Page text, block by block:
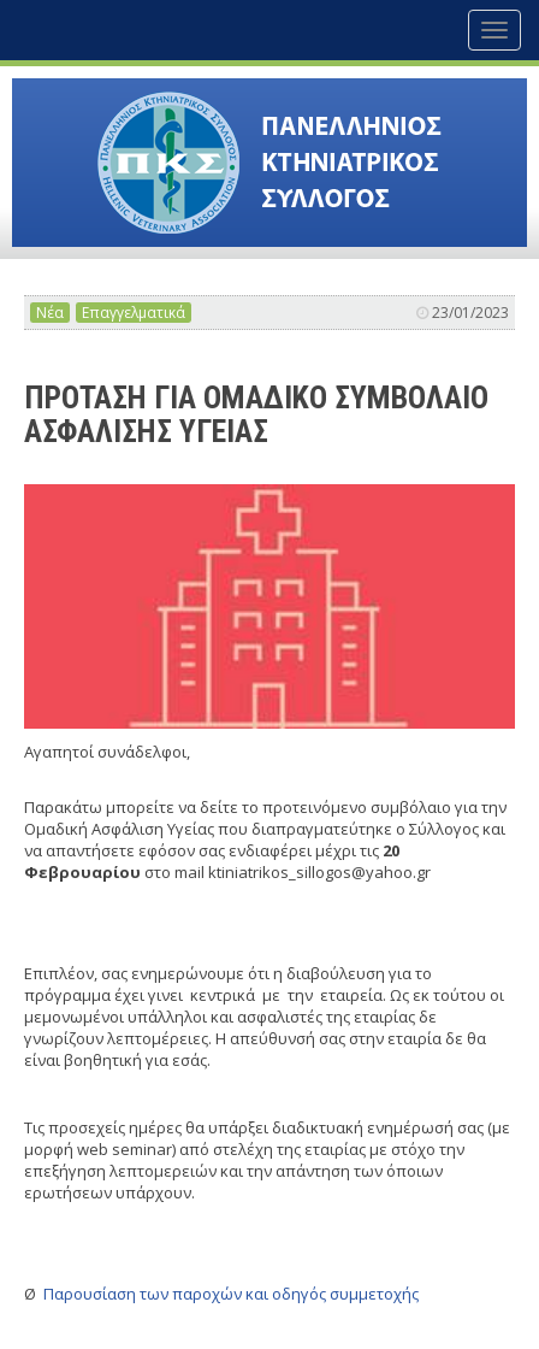
Νέα Επαγγελματικά 23/01/2023
ΠΡΟΤΑΣΗ ΓΙΑ ΟΜΑΔΙΚΟ ΣΥΜΒΟΛΑΙΟ
ΑΣΦΑΛΙΣΗΣ ΥΓΕΙΑΣ
Αγαπητοί συνάδελφοι,
Παρακάτω μπορείτε να δείτε το προτεινόμενο συμβόλαιο για την
Ομαδική Ασφάλιση Υγείας που διαπραγματεύτηκε ο Σύλλογος και
να απαντήσετε εφόσον σας ενδιαφέρει μέχρι τις 20
Φεβρουαρίου στο mail ktiniatrikos_sillogos@yahoo.gr
Επιπλέον, σας ενημερώνουμε ότι η διαβούλευση για το
πρόγραμμα έχει γινει κεντρικά με την εταιρεία. Ως εκ τούτου οι
μεμονωμένοι υπάλληλοι και ασφαλιστές της εταιρίας δε
γνωρίζουν λεπτομέρειες. Η απεύθυνσή σας στην εταιρία δε θα
είναι βοηθητική για εσάς.
Τις προσεχείς ημέρες θα υπάρξει διαδικτυακή ενημέρωσή σας (με
μορφή web seminar) από στελέχη της εταιρίας με στόχο την
επεξήγηση λεπτομερειών και την απάντηση των όποιων
ερωτήσεων υπάρχουν.
Ø Παρουσίαση των παροχών και οδηγός συμμετοχής